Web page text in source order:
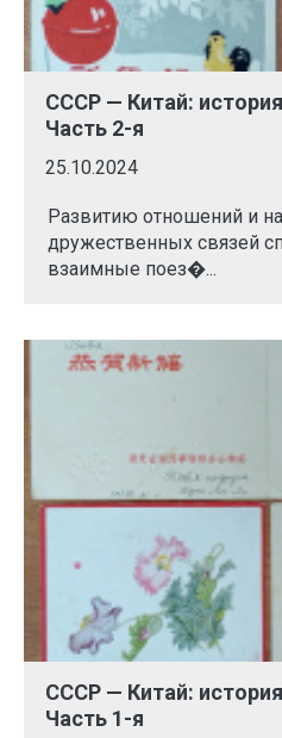
СССР — Китай:
Часть 2-я
25.10.2024
Развитию отношений и
дружественных связей
взаимные поез�...
СССР — Китай:
Часть 1-я